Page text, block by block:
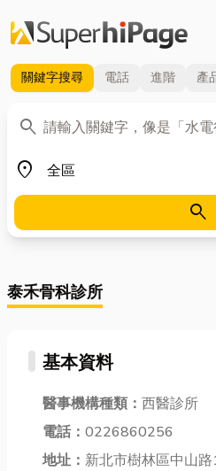
關鍵字搜尋 電話 進階 產
search
關鍵字
place
地區
search
泰禾骨科診所
基本資料
醫事機構種類： 西醫診所
電話： 0226860256
地址： 新北市樹林區中山